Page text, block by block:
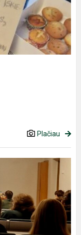
Plačiau